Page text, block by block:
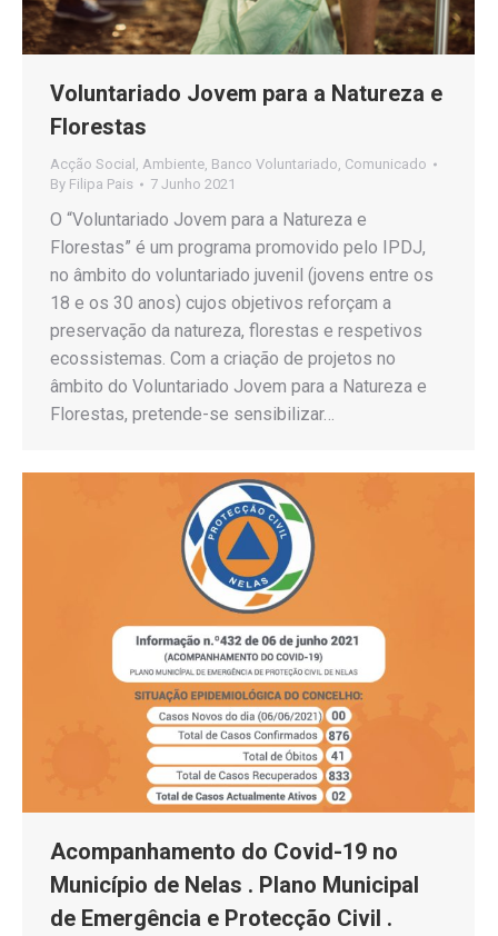
Voluntariado Jovem para a Natureza e
Florestas
Acção Social , Ambiente, Banco Voluntariado, Comunicado
By Filipa Pais 7 Junho 2021
O “Voluntariado Jovem para a Natureza e
Florestas” é um programa promovido pelo IPDJ,
no âmbito do voluntariado juvenil (jovens entre os
18 e os 30 anos) cujos objetivos reforçam a
preservação da natureza, florestas e respetivos
ecossistemas. Com a criação de projetos no
âmbito do Voluntariado Jovem para a Natureza e
Florestas, pretende-se sensibilizar…
Acompanhamento do Covid-19 no
Município de Nelas . Plano Municipal
de Emergência e Protecção Civil .